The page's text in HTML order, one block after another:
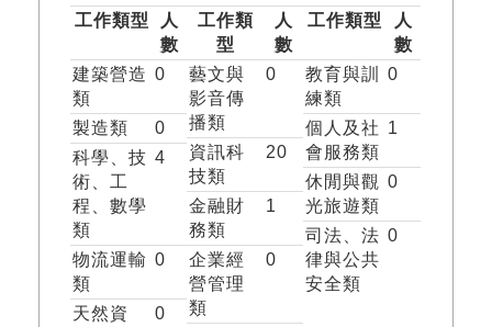
工作類型
人
數
建築營造
類
0
製造類
0
科學、技
術、工
程、數學
類
4
物流運輸
類
0
天然資
0
工作類
型
人
數
藝文與
影音傳
播類
0
資訊科
技類
20
金融財
務類
1
企業經
營管理
類
0
工作類型
人
數
教育與訓
練類
0
個人及社
會服務類
1
休閒與觀
光旅遊類
0
司法、法
律與公共
安全類
0